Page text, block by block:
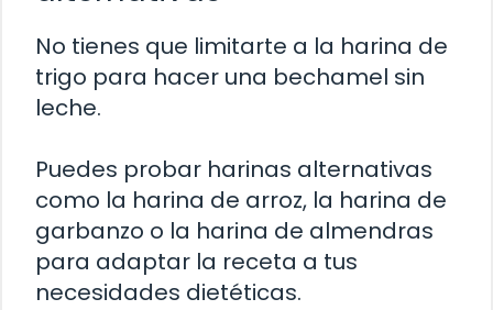
No tienes que limitarte a la harina de
trigo para hacer una bechamel sin
leche.
Puedes probar harinas alternativas
como la harina de arroz, la harina de
garbanzo o la harina de almendras
para adaptar la receta a tus
necesidades dietéticas.